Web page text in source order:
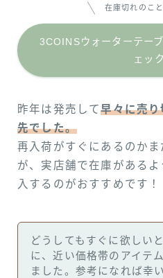
在庫切れのこ
3COINSウォーターテー
ェック
昨年は発売して早々に売
先でした。
再入荷がすぐにあるのか
が、実店舗で在庫がある
入するのがおすすめです！
どうしてもすぐに欲しい
に、近い価格帯のアイテ
ました。参考になれば幸い